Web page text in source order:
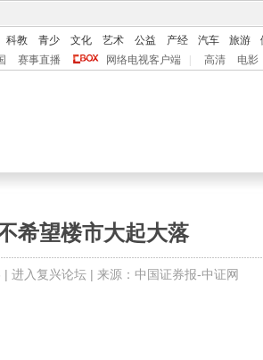
科教 青少 文化 艺术 公益 产经 汽车 旅游
赛事直播 网络电视客户端 高清 电影
希望楼市大起大落
| 进入复兴论坛 | 来源：中国证券报-中证网